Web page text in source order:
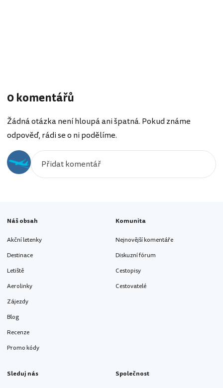
0 komentářů
Žádná otázka není hloupá ani špatná. Pokud známe
odpověď, rádi se o ni podělíme.
Náš obsah
Akční letenky
Destinace
Letiště
Aerolinky
Zájezdy
Blog
Recenze
Promo kódy
Komunita
Nejnovější komentáře
Diskuzní fórum
Cestopisy
Cestovatelé
Sleduj nás Společnost